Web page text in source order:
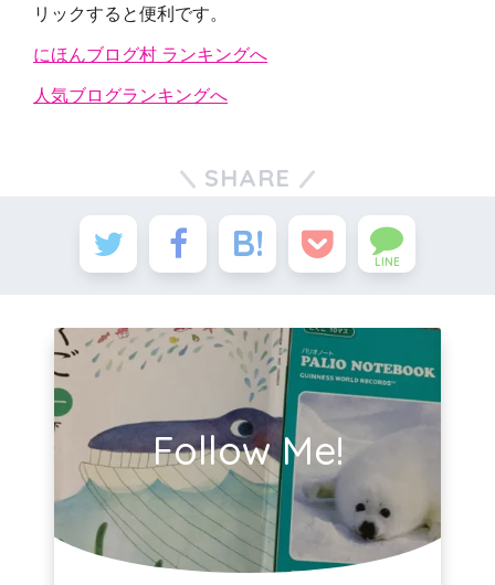
リックすると便利です。
にほんブログ村 ランキングへ
人気ブログランキングへ
SHARE
LINE
Follow Me!